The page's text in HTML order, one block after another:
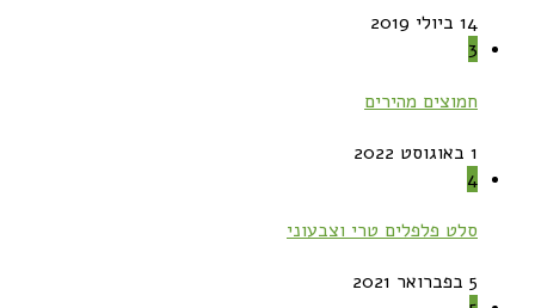
14 ביולי 2019
3
חמוצים מהירים
1 באוגוסט 2022
4
סלט פלפלים טרי וצבעוני
5 בפברואר 2021